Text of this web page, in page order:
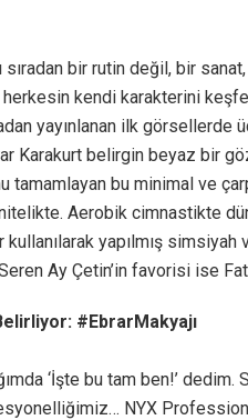
bir rutin değil, bir
herkesin kendi karakterini
yayınlanan ilk
Karakurt belirgin beyaz bir
tamamlayan bu minimal ve
Aerobik cimnastikte
kullanılarak yapılmış
Ay Çetin’in favorisi ise
#EbrarMakyajı
‘İşte bu tam ben!’ dedim.
NYX